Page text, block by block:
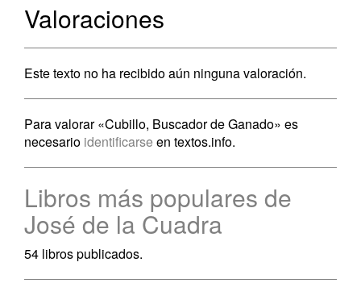
Valoraciones
Este texto no ha recibido aún ninguna valoración.
Para valorar «Cubillo, Buscador de Ganado» es
necesario identificarse en textos.info.
Libros más populares de
José de la Cuadra
54 libros publicados.